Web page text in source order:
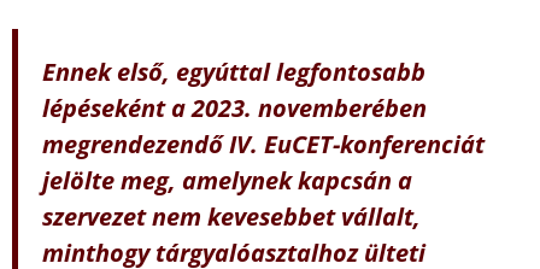
Ennek első, egyúttal legfontosabb
lépéseként a 2023. novemberében
megrendezendő IV. EuCET-konferenciát
jelölte meg, amelynek kapcsán a
szervezet nem kevesebbet vállalt,
minthogy tárgyalóasztalhoz ülteti